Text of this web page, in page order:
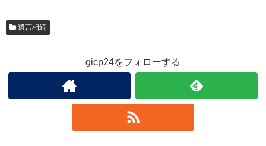
遺言相続
gicp24をフォローする